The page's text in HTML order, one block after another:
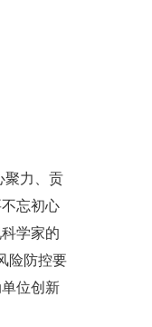
聚力、贡
忘初心
学家的
险防控要
位创新